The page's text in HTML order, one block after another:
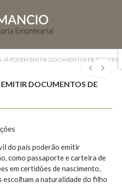
JÁ PODEM EMITIR DOCUMENTOS DE
DOCUMENTOS DE
do país poderão emitir
como passaporte e carteira de
em certidões de nascimento,
escolham a naturalidade do filho